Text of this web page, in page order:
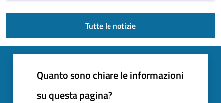
Tutte le notizie
Quanto sono chiare le informazioni
su questa pagina?